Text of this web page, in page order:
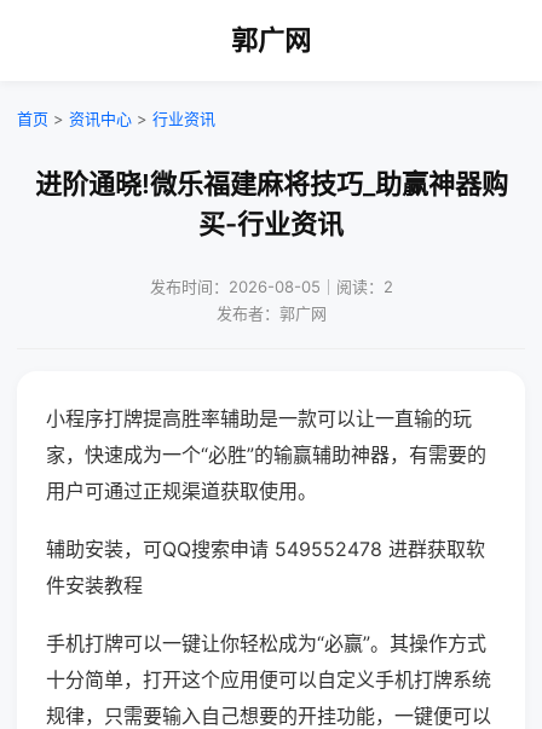
郭广网
首页 > 资讯中心 > 行业资讯
进阶通晓!微乐福建麻将技巧_助赢神器购
买-行业资讯
发布时间：2026-08-05｜阅读：2
发布者：郭广网
小程序打牌提高胜率辅助是一款可以让一直输的玩
家，快速成为一个“必胜”的输赢辅助神器，有需要的
用户可通过正规渠道获取使用。
辅助安装，可QQ搜索申请 549552478 进群获取软
件安装教程
手机打牌可以一键让你轻松成为“必赢”。其操作方式
十分简单，打开这个应用便可以自定义手机打牌系统
规律，只需要输入自己想要的开挂功能，一键便可以